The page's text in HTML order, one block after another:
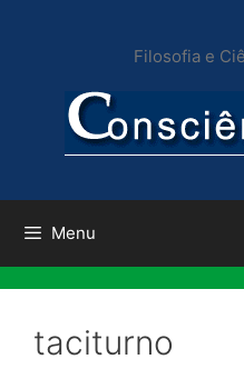
conteúdo
Filosofia e
Menu
taciturno